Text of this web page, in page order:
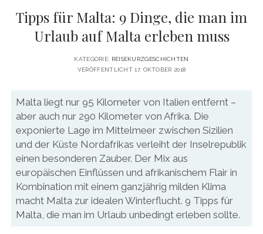
Tipps für Malta: 9 Dinge, die man im
Urlaub auf Malta erleben muss
KATEGORIE: REISEKURZGESCHICHTEN
VERÖFFENTLICHT 17. OKTOBER 2018
Malta liegt nur 95 Kilometer von Italien entfernt –
aber auch nur 290 Kilometer von Afrika. Die
exponierte Lage im Mittelmeer zwischen Sizilien
und der Küste Nordafrikas verleiht der Inselrepublik
einen besonderen Zauber. Der Mix aus
europäischen Einflüssen und afrikanischem Flair in
Kombination mit einem ganzjährig milden Klima
macht Malta zur idealen Winterflucht. 9 Tipps für
Malta, die man im Urlaub unbedingt erleben sollte.